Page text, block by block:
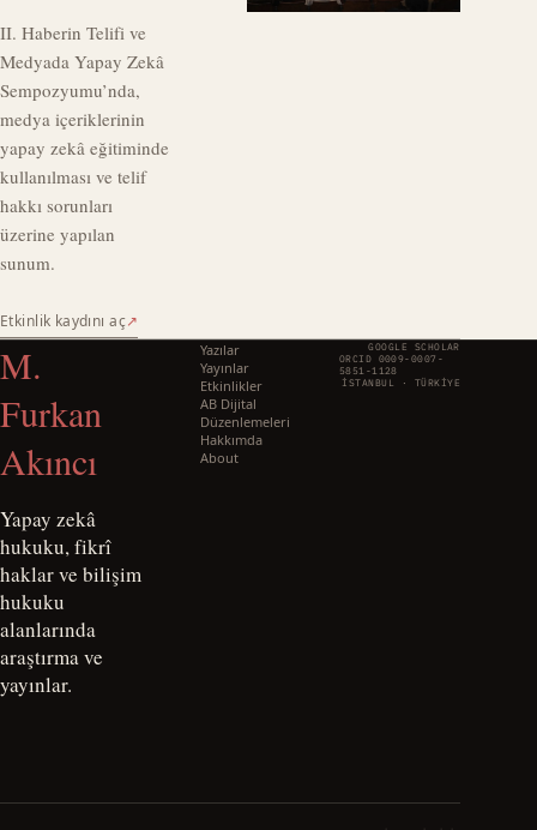
II. Haberin Telifi ve
Medyada Yapay Zekâ
Sempozyumu’nda,
medya içeriklerinin
yapay zekâ eğitiminde
kullanılması ve telif
hakkı sorunları
üzerine yapılan
sunum.
Etkinlik kaydını aç↗
M.
Furkan
Akıncı
Yapay zekâ
hukuku, fikrî
haklar ve bilişim
hukuku
alanlarında
araştırma ve
yayınlar.
Yazılar
Yayınlar
Etkinlikler
AB Dijital
Düzenlemeleri
Hakkımda
About
GOOGLE SCHOLAR
ORCID 0009-0007-
5851-1128
İSTANBUL · TÜRKIYE